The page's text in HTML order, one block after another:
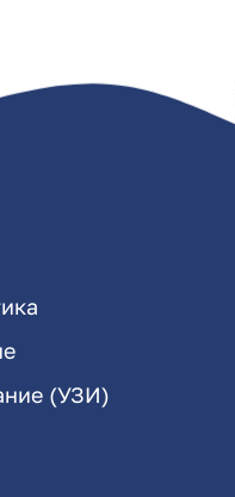
(УЗИ)